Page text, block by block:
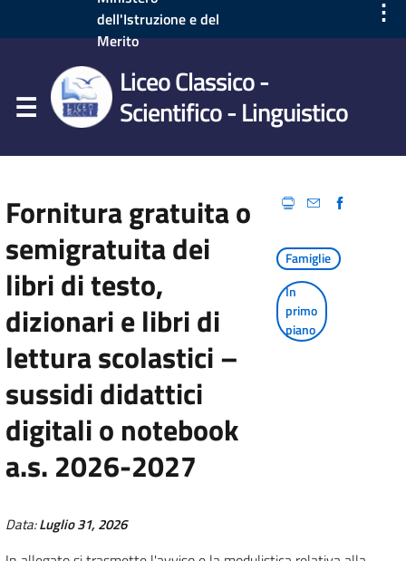
dell'Istruzione e del
Merito
⋮
Liceo Classico -
Scientifico - Linguistico
Fornitura gratuita o
semigratuita dei
libri di testo,
dizionari e libri di
lettura scolastici –
sussidi didattici
digitali o notebook
a.s. 2026-2027
Famiglie
In
primo
piano
Data:Luglio 31, 2026